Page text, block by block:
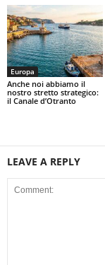
Europa
Anche noi abbiamo il
nostro stretto strategico:
il Canale d’Otranto
LEAVE A REPLY